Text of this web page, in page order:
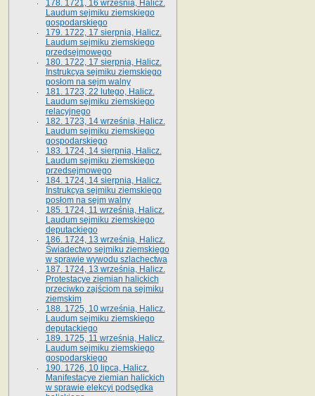
178. 1721, 16 września, Halicz.
Laudum sejmiku ziemskiego
gospodarskiego
179. 1722, 17 sierpnia, Halicz.
Laudum sejmiku ziemskiego
przedsejmowego
180. 1722, 17 sierpnia, Halicz.
Instrukcya sejmiku ziemskiego
posłom na sejm walny
181. 1723, 22 lutego, Halicz.
Laudum sejmiku ziemskiego
relacyjnego
182. 1723, 14 września, Halicz.
Laudum sejmiku ziemskiego
gospodarskiego
183. 1724, 14 sierpnia, Halicz.
Laudum sejmiku ziemskiego
przedsejmowego
184. 1724, 14 sierpnia, Halicz.
Instrukcya sejmiku ziemskiego
posłom na sejm walny
185. 1724, 11 września, Halicz.
Laudum sejmiku ziemskiego
deputackiego
186. 1724, 13 września, Halicz.
Świadectwo sejmiku ziemskiego
w sprawie wywodu szlachectwa
187. 1724, 13 września, Halicz.
Protestacye ziemian halickich
przeciwko zajściom na sejmiku
ziemskim
188. 1725, 10 września, Halicz.
Laudum sejmiku ziemskiego
deputackiego
189. 1725, 11 września, Halicz.
Laudum sejmiku ziemskiego
gospodarskiego
190. 1726, 10 lipca, Halicz.
Manifestacye ziemian halickich
w sprawie elekcyi podsędka